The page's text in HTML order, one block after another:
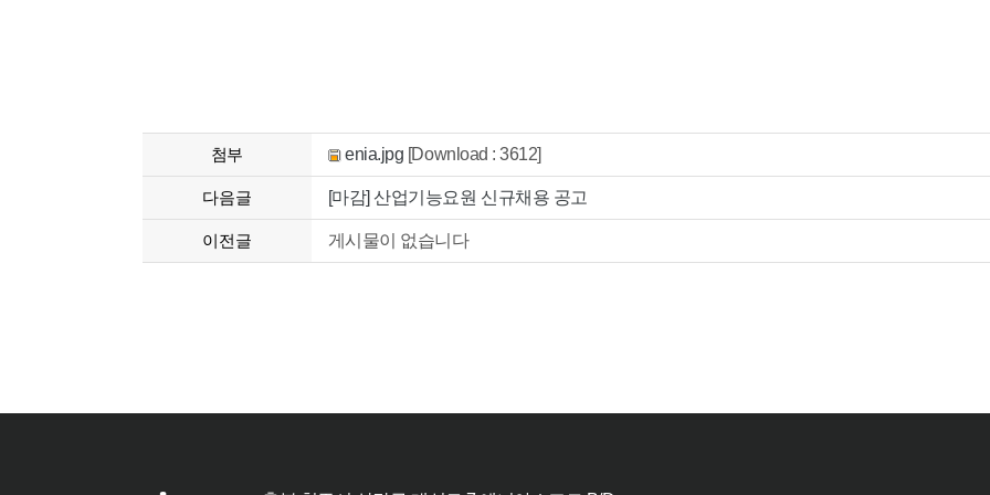
첨부 enia.jpg [Download : 3612]
다음글 [마감] 산업기능요원 신규채용 공고
이전글 게시물이 없습니다